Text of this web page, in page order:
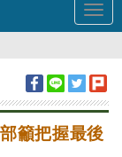
籲把握最後